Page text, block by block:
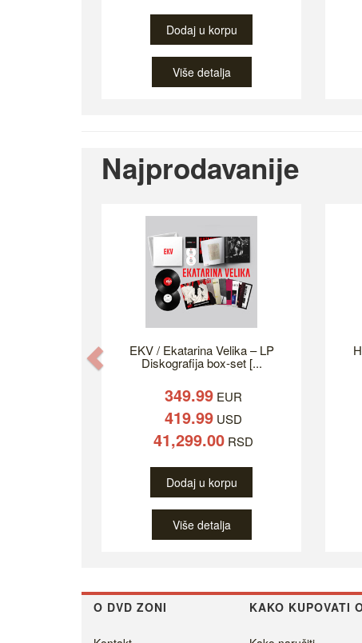
Dodaj u korpu
Više detalja
Najprodavanije
EKV / Ekatarina Velika – LP
Diskografija box-set [...
349.99 EUR
419.99 USD
41,299.00 RSD
Dodaj u korpu
Više detalja
Previous
O DVD ZONI KAKO KUPOVATI